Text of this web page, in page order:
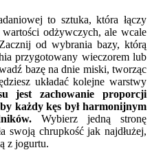
to sztuka, która łączy
odżywczych, ale wcale
od wybrania bazy, którą
przygotowany wieczorem lub
bazę na dnie miski, tworząc
układać kolejne warstwy
jest zachowanie proporcji
każdy kęs był harmonijnym
Wybierz jedną stronę
swoją chrupkość jak najdłużej,
z jogurtu.